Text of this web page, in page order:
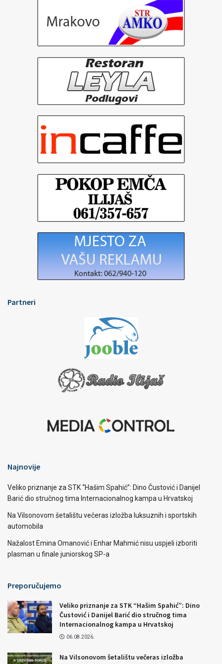
Partneri
Najnovije
Veliko priznanje za STK “Hašim Spahić”: Dino Čustović i Danijel
Barić dio stručnog tima Internacionalnog kampa u Hrvatskoj
Na Vilsonovom šetalištu večeras izložba luksuznih i sportskih
automobila
Nažalost Emina Omanović i Enhar Mahmić nisu uspjeli izboriti
plasman u finale juniorskog SP-a
Preporučujemo
Veliko priznanje za STK “Hašim Spahić”: Dino
Čustović i Danijel Barić dio stručnog tima
Internacionalnog kampa u Hrvatskoj
06.08.2026.
Na Vilsonovom šetalištu večeras izložba